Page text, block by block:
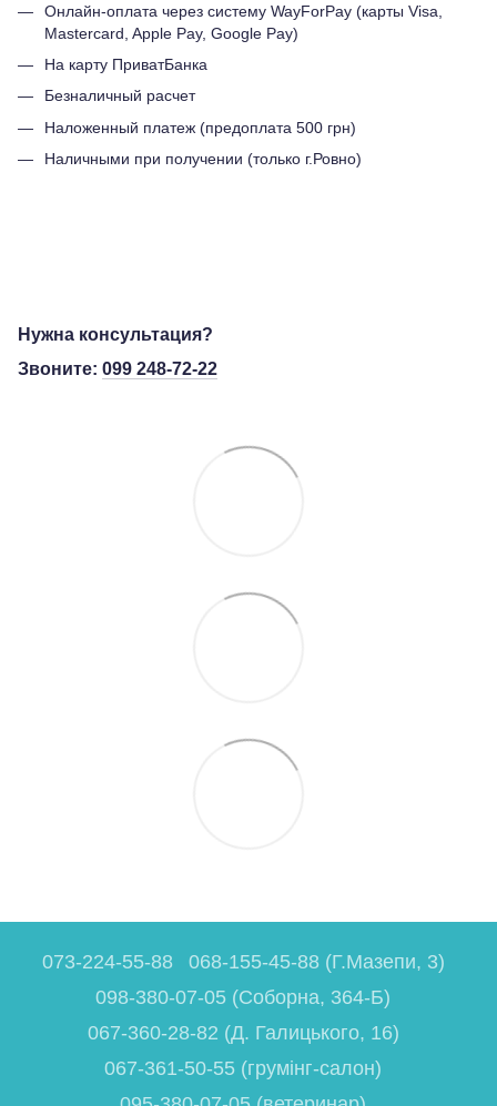
Онлайн-оплата через систему WayForPay (карты Visa,
Mastercard, Apple Pay, Google Pay)
На карту ПриватБанка
Безналичный расчет
Наложенный платеж (предоплата 500 грн)
Наличными при получении (только г.Ровно)
Нужна консультация?
Звоните: 099 248-72-22
073-224-55-88
068-155-45-88 (Г.Мазепи, 3)
098-380-07-05 (Соборна, 364-Б)
067-360-28-82 (Д. Галицького, 16)
067-361-50-55 (грумінг-салон)